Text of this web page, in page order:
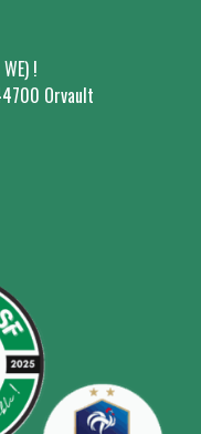
!
Orvault